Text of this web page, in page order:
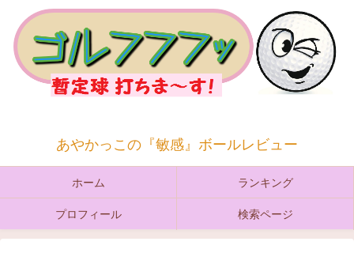
あやかっこの『敏感』ボールレビュー
ホーム ランキング
プロフィール 検索ページ